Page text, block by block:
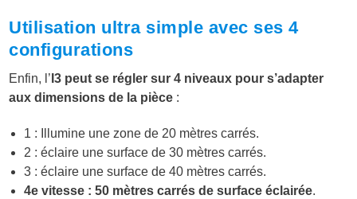
Utilisation ultra simple avec ses 4
configurations
Enfin, l’ I3 peut se régler sur 4 niveaux pour s’adapter
aux dimensions de la pièce :
1 : Illumine une zone de 20 mètres carrés.
2 : éclaire une surface de 30 mètres carrés.
3 : éclaire une surface de 40 mètres carrés.
4e vitesse : 50 mètres carrés de surface éclairée.